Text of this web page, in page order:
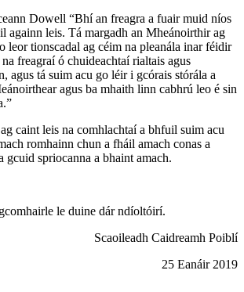
Dowell “Bhí an freagra a fuair muid níos
againn leis. Tá margadh an Mheánoirthir ag
leor tionscadal ag céim na pleanála inar féidir
freagraí ó chuideachtaí rialtais agus
agus tá suim acu go léir i gcórais stórála a
agus ba mhaith linn cabhrú leo é sin
caint leis na comhlachtaí a bhfuil suim acu
romhainn chun a fháil amach conas a
gcuid spriocanna a bhaint amach.
le duine dár ndíoltóirí.
Scaoileadh Caidreamh Poiblí
25 Eanáir 2019